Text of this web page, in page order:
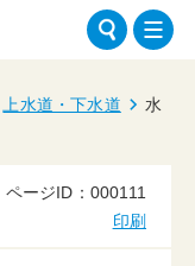
上水道・下水道
水
ページID：000111
印刷